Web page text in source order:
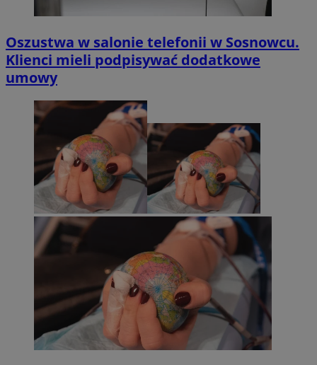
Oszustwa w salonie telefonii w Sosnowcu.
Klienci mieli podpisywać dodatkowe
umowy